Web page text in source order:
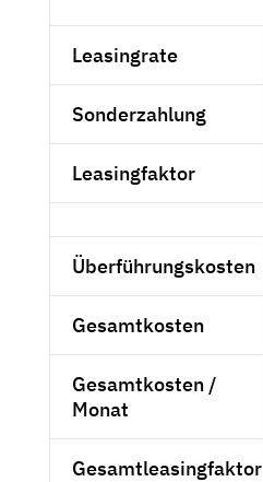
Leasingrate
Sonderzahlung
Leasingfaktor
Überführungskosten
Gesamtkosten
Gesamtkosten /
Monat
Gesamtleasingfaktor